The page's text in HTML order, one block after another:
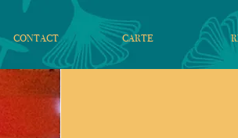
CONTACT CARTE